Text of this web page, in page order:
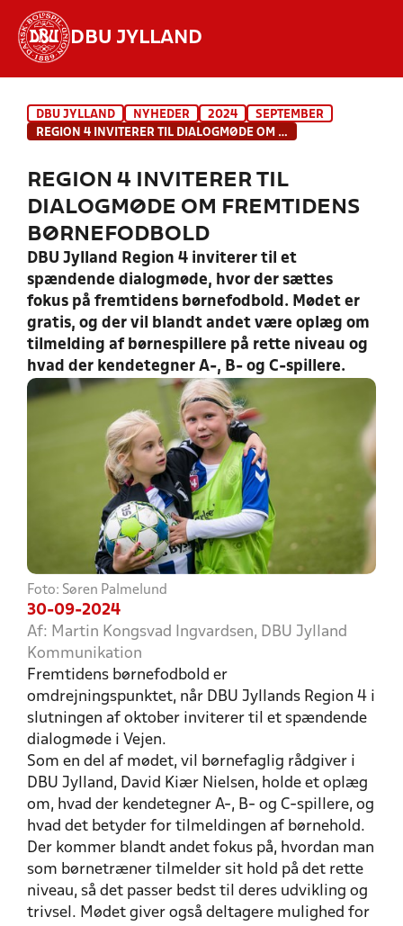
DBU JYLLAND
INDHOLD OG NYHEDER
HOLD
DBU JYLLAND NYHEDER 2024
SEPTEMBER
REGION 4 INVITERER TIL DIALOGMØDE OM FREMTIDENS BØRNEFODBOLD
REGION 4 INVITERER TIL
DIALOGMØDE OM FREMTIDENS
BØRNEFODBOLD
DBU Jylland Region 4 inviterer til et
spændende dialogmøde, hvor der sættes
fokus på fremtidens børnefodbold. Mødet er
gratis, og der vil blandt andet være oplæg om
tilmelding af børnespillere på rette niveau og
hvad der kendetegner A-, B- og C-spillere.
Foto: Søren Palmelund
30-09-2024
Af: Martin Kongsvad Ingvardsen, DBU Jylland
Kommunikation
Fremtidens børnefodbold er
omdrejningspunktet, når DBU Jyllands Region 4 i
slutningen af oktober inviterer til et spændende
dialogmøde i Vejen.
Som en del af mødet, vil børnefaglig rådgiver i
DBU Jylland, David Kiær Nielsen, holde et oplæg
om, hvad der kendetegner A-, B- og C-spillere, og
hvad det betyder for tilmeldingen af børnehold.
Der kommer blandt andet fokus på, hvordan man
som børnetræner tilmelder sit hold på det rette
niveau, så det passer bedst til deres udvikling og
trivsel. Mødet giver også deltagere mulighed for